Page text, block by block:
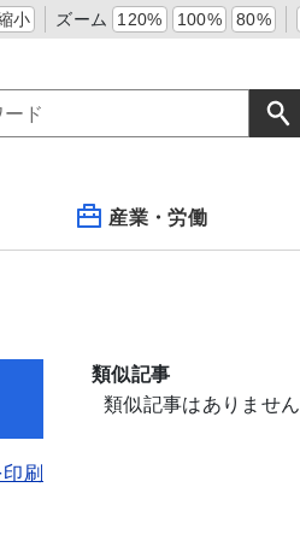
小 ズーム 120% 100% 80%
産業・労働
刷
類似記事
類似記事はありません